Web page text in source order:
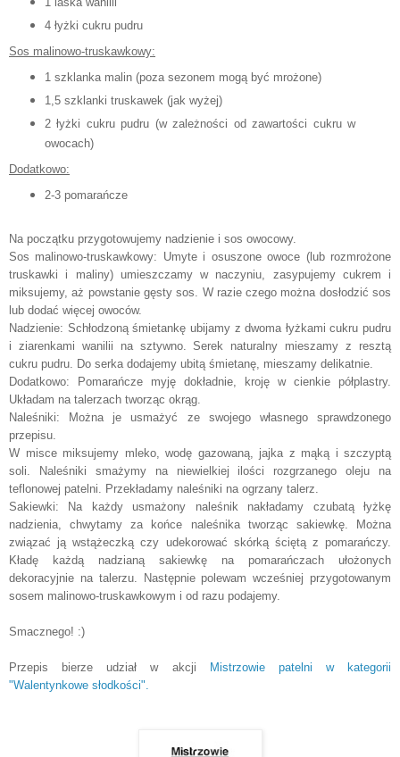
4 łyżki cukru pudru
Sos malinowo-truskawkowy:
1 szklanka malin (poza sezonem mogą być mrożone)
1,5 szklanki truskawek (jak wyżej)
2 łyżki cukru pudru (w zależności od zawartości cukru w
owocach)
Dodatkowo:
2-3 pomarańcze
Na początku przygotowujemy nadzienie i sos owocowy.
Sos malinowo-truskawkowy: Umyte i osuszone owoce (lub rozmrożone
truskawki i maliny) umieszczamy w naczyniu, zasypujemy cukrem i
miksujemy, aż powstanie gęsty sos. W razie czego można dosłodzić sos
lub dodać więcej owoców.
Nadzienie: Schłodzoną śmietankę ubijamy z dwoma łyżkami cukru pudru
i ziarenkami wanilii na sztywno. Serek naturalny mieszamy z resztą
cukru pudru. Do serka dodajemy ubitą śmietanę, mieszamy delikatnie.
Dodatkowo: Pomarańcze myję dokładnie, kroję w cienkie półplastry.
Układam na talerzach tworząc okrąg.
Naleśniki: Można je usmażyć ze swojego własnego sprawdzonego
przepisu.
W misce miksujemy mleko, wodę gazowaną, jajka z mąką i szczyptą
soli. Naleśniki smażymy na niewielkiej ilości rozgrzanego oleju na
teflonowej patelni. Przekładamy naleśniki na ogrzany talerz.
Sakiewki: Na każdy usmażony naleśnik nakładamy czubatą łyżkę
nadzienia, chwytamy za końce naleśnika tworząc sakiewkę. Można
związać ją wstążeczką czy udekorować skórką ściętą z pomarańczy.
Kładę każdą nadzianą sakiewkę na pomarańczach ułożonych
dekoracyjnie na talerzu. Następnie polewam wcześniej przygotowanym
sosem malinowo-truskawkowym i od razu podajemy.
Smacznego! :)
Przepis bierze udział w akcji Mistrzowie patelni w kategorii
"Walentynkowe słodkości".